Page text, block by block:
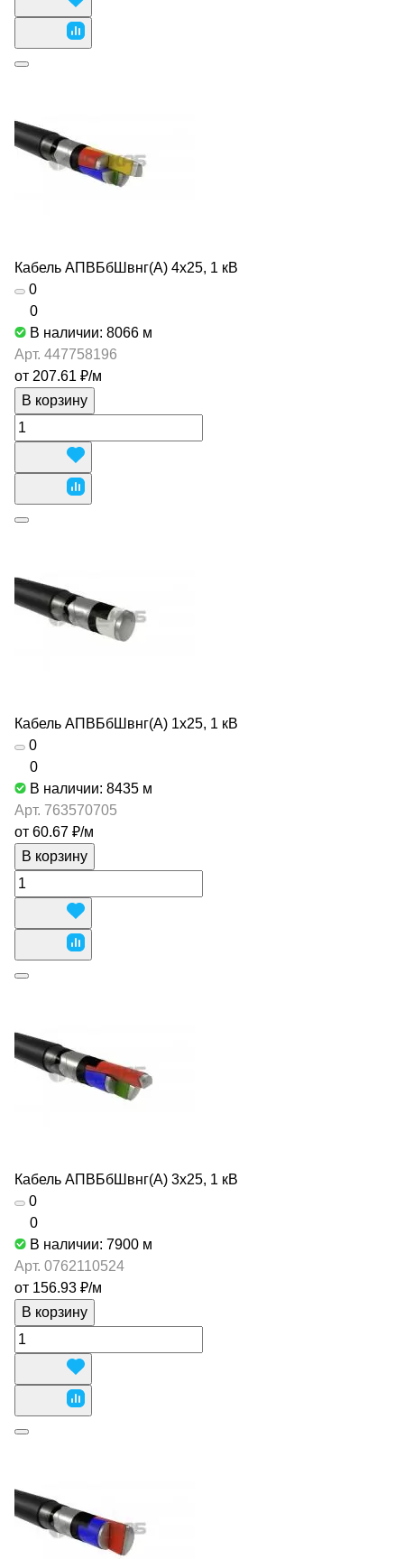
Кабель АПВБбШвнг(А) 4х25, 1 кВ
0
0
В наличии: 8066 м
Арт. 447758196
от 207.61 ₽/м
В корзину
Кабель АПВБбШвнг(А) 1х25, 1 кВ
0
0
В наличии: 8435 м
Арт. 763570705
от 60.67 ₽/м
В корзину
Кабель АПВБбШвнг(А) 3х25, 1 кВ
0
0
В наличии: 7900 м
Арт. 0762110524
от 156.93 ₽/м
В корзину